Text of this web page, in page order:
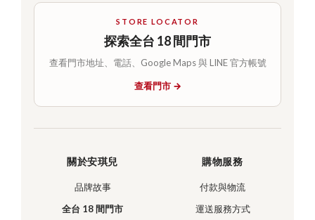
STORE LOCATOR
探索全台 18 間門市
查看門市地址、電話、Google Maps 與 LINE 官方帳號
查看門市 →
關於安琪兒
品牌故事
全台 18 間門市
購物服務
付款與物流
運送服務方式